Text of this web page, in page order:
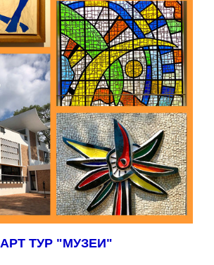
АРТ ТУР "МУЗЕИ"